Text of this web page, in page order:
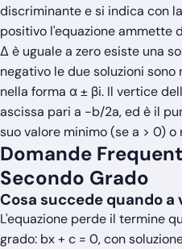
discriminante e si indica con
positivo l'equazione ammette
Δ è uguale a zero esiste una
negativo le due soluzioni
nella forma α ± βi. Il vertice
ascissa pari a −b/2a, ed è il
suo valore minimo (se a > 0) o
Domande
Secondo Grado
Cosa succede quando a
L'equazione perde il termine
grado: bx + c = 0, con